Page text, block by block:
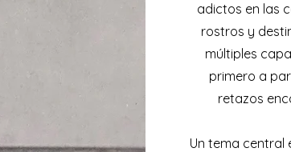
adictos en las
rostros y
múltiples
primero a
retazos
Un tema central